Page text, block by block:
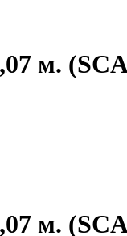
м.
м.